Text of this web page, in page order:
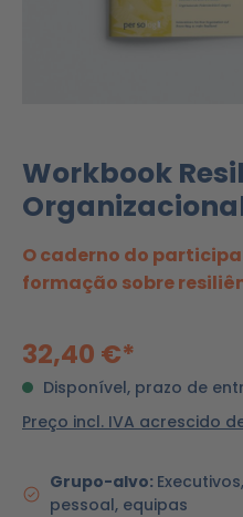
Workbook
O caderno do
formação sobre
32,40 €*
Disponível, prazo de
Preço incl. IVA acrescido
Grupo-alvo:
pessoal, equipas